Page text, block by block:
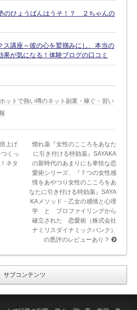
のひょうばんはうそ！？ ２ちゃんの
ス講座～彼の心を鷲掴みにし、本当の
果が気になる！体験ブログの口コミ
ットで熱い噂のネット副業・稼ぐ・習い
上げ
くっ
ネタ
惚れ薬『女性のこころをあなた
に引き付ける特効薬』SAYAKA
の新時代のあまりにも卑怯な恋
愛術シリーズ、『７つの女性感
情をあやつり女性のこころをあ
なたに引き付ける特効薬』SAYA
KAメソッド・乙女の感情と心理
学 と プロファイリングから
確立された 恋愛術（株式会社
ナミリスダイナミックバンク）
の悪評のレビューあり？
サブコンテンツ